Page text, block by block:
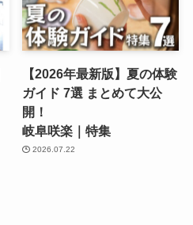
【2026年最新版】夏の体験
ガイド 7選 まとめて大公
開！
岐阜咲楽｜特集
2026.07.22